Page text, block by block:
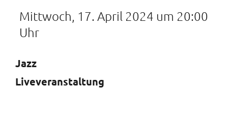
Mittwoch, 17. April 2024 um 20:00
Uhr
Jazz
Liveveranstaltung